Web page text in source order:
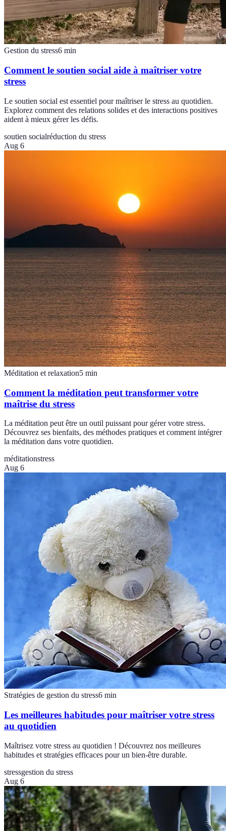
Gestion du stress6 min
Comment le soutien social aide à maîtriser votre
stress
Le soutien social est essentiel pour maîtriser le stress au quotidien.
Explorez comment des relations solides et des interactions positives
aident à mieux gérer les défis.
soutien socialréduction du stress
Aug 6
Méditation et relaxation5 min
Comment la méditation peut transformer votre
maîtrise du stress
La méditation peut être un outil puissant pour gérer votre stress.
Découvrez ses bienfaits, des méthodes pratiques et comment intégrer
la méditation dans votre quotidien.
méditationstress
Aug 6
Stratégies de gestion du stress6 min
Les meilleures habitudes pour maîtriser votre stress
au quotidien
Maîtrisez votre stress au quotidien ! Découvrez nos meilleures
habitudes et stratégies efficaces pour un bien-être durable.
stressgestion du stress
Aug 6